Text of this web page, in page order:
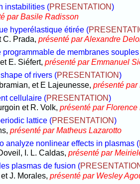
instabilities (PRESENTATION)
par Basile Radisson
hyperélastique étirée (
C. Prada, présenté par Alexandre
de membranes
E. Siéfert, présenté par Emmanuel
of rivers (PRESENTATION)
et E Lajeunesse, présenté
cellulaire (PRESENTATION)
et R. Volk, présenté par Florence
lattice (PRESENTATION)
présenté par Matheus Lazarotto
analyze nonlinear effects in plasmas (
I. L. Caldas, présenté par
plasmas de fusion (
J. Morales, présenté par Wesley